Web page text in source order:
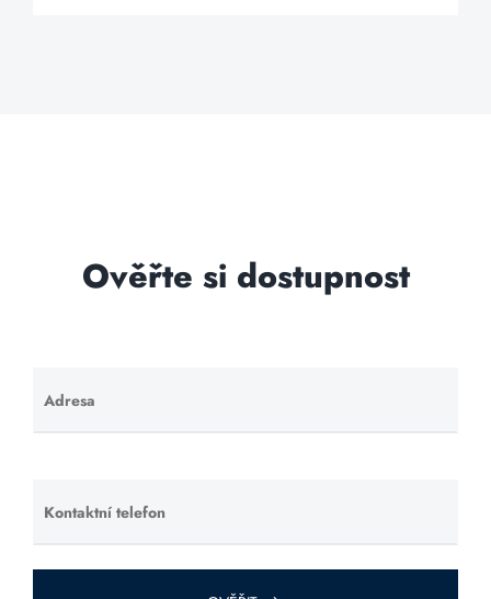
Ověřte si dostupnost
Adresa
Ponechte
toto pole
Kontaktní telefon
Ponechte
toto pole
prázdné.